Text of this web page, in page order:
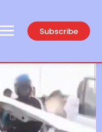
Subscribe